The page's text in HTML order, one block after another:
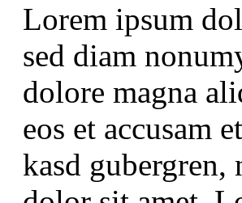
Lorem ipsum
sed diam
dolore magna
eos et accusam
kasd gubergren,